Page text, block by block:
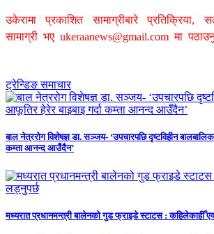
उकेरामा प्रकाशित सामाग्रीबारे
सामाग्री भए ukeraanews@gmail.com मा
ट्रेन्डिङ समाचार
बाल नेत्ररोग विशेषज्ञ डा. सञ्जय- ‘उपचारपछि दृष्टविहीन
कम्ता आनन्द आउँदैन’
मध्यरात प्रधानमन्त्री बालेनको गुड फ्राइडे स्टाटस : कहिलेकाहीँ